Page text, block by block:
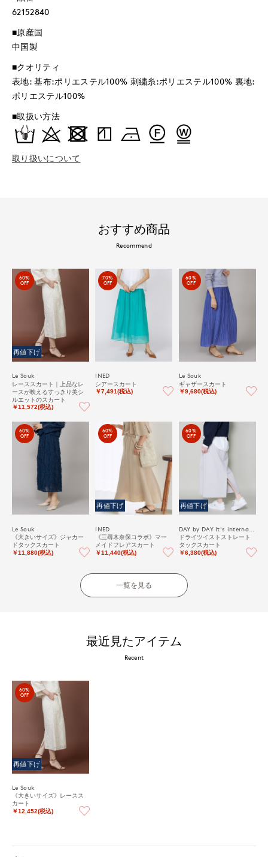
62152840
■原産国
中国製
■クオリティ
表地: 基布:ポリエステル100% 刺繍糸:ポリエステル100% 裏地:
ポリエステル100%
■取扱い方法
取り扱いについて
おすすめ商品
Recommend
60%
OFF
再値下げ
Le Souk
レーススカート｜上品なレ
ースが映えるすっきり美シ
ルエットのスカート
￥11,572(税込)
70%
OFF
INED
シアースカート
￥7,491(税込)
60%
OFF
Le Souk
ギャザースカート
￥9,680(税込)
60%
OFF
Le Souk
《大きいサイズ》ジャカー
ドタックスカート
￥11,880(税込)
60%
OFF
再値下げ
INED
《三尋木奈保コラボ》マー
メイドフレアスカート
￥11,440(税込)
60%
OFF
再値下げ
ドライツイストストレート
タックスカート
￥6,380(税込)
一覧を見る
最近見たアイテム
Recent
60%
OFF
再値下げ
Le Souk
《大きいサイズ》レースス
カート
￥12,452(税込)